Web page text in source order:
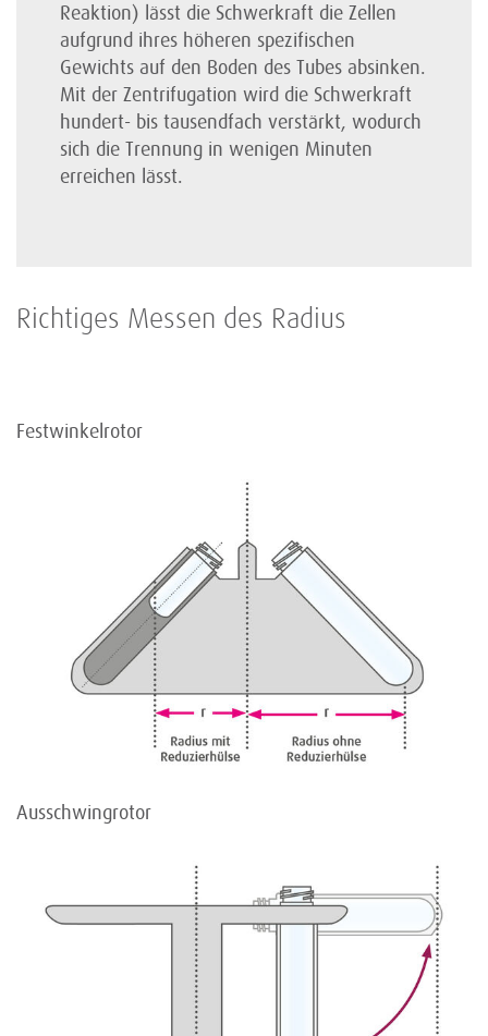
Reaktion) lässt die Schwer­kraft die Zellen
aufgrund ihres höheren spezifischen
Gewichts auf den Boden des Tubes absinken.
Mit der Zentri­fugation wird die Schwer­kraft
hundert- bis tausendfach verstärkt, wodurch
sich die Trennung in wenigen Minuten
erreichen lässt.
Richtiges Messen des Radius
Festwinkelrotor
Ausschwingrotor